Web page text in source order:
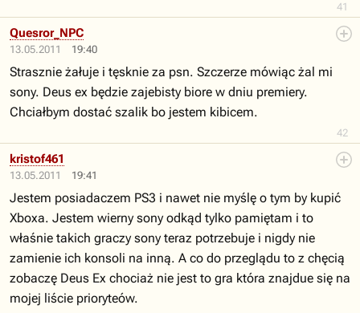
41
13.05.2011 19:40
42
Quesror_NPC
Strasznie żałuje i tęsknie za psn. Szczerze mówiąc żal mi
sony. Deus ex będzie zajebisty biore w dniu premiery.
Chciałbym dostać szalik bo jestem kibicem.
13.05.2011 19:41
kristof461
Jestem posiadaczem PS3 i nawet nie myślę o tym by kupić
Xboxa. Jestem wierny sony odkąd tylko pamiętam i to
właśnie takich graczy sony teraz potrzebuje i nigdy nie
zamienie ich konsoli na inną. A co do przeglądu to z chęcią
zobaczę Deus Ex chociaż nie jest to gra która znajdue się na
mojej liście prioryteów.